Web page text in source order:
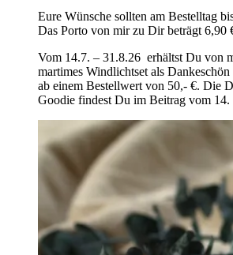
Eure Wünsche sollten am Bestelltag
Das Porto von mir zu Dir beträgt 6,90
Vom 14.7. – 31.8.26 erhältst Du von
martimes Windlichtset als
ab einem Bestellwert von 50,- €. Die
Goodie findest Du im Beitrag vom 14.